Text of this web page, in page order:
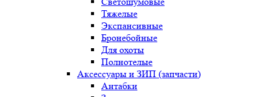
Тяжелые
Экспансивные
Бронебойные
Для охоты
Полнотелые
Аксессуары и ЗИП (запчасти)
Антабки